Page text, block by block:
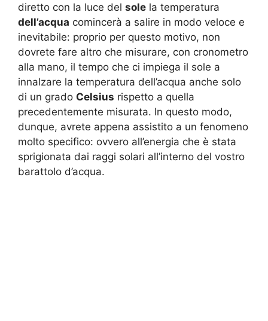
diretto con la luce del sole la temperatura
dell’acqua comincerà a salire in modo veloce e
inevitabile: proprio per questo motivo, non
dovrete fare altro che misurare, con cronometro
alla mano, il tempo che ci impiega il sole a
innalzare la temperatura dell’acqua anche solo
di un grado Celsius rispetto a quella
precedentemente misurata. In questo modo,
dunque, avrete appena assistito a un fenomeno
molto specifico: ovvero all’energia che è stata
sprigionata dai raggi solari all’interno del vostro
barattolo d’acqua.